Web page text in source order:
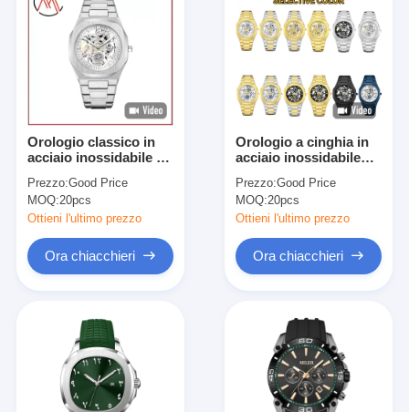
Orologio classico in
acciaio inossidabile a
rotondo e logo
stampato al laser
Prezzo:Good Price
MOQ:20pcs
Ottieni l'ultimo prezzo
Ora chiacchieri
Orologio a cinghia in
acciaio inossidabile
rotondo e cassa del
logo con stampa laser
Prezzo:Good Price
MOQ:20pcs
Ottieni l'ultimo prezzo
Ora chiacchieri